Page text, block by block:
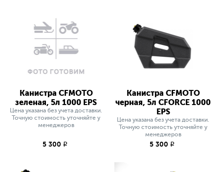
Канистра CFMOTO
зеленая, 5л 1000 EPS
Цена указана без учета доставки.
Точную стоимость уточняйте у
менеджеров
5 300 q
Канистра CFMOTO
черная, 5л СFORCE 1000
EPS
Цена указана без учета доставки.
Точную стоимость уточняйте у
менеджеров
5 300 q